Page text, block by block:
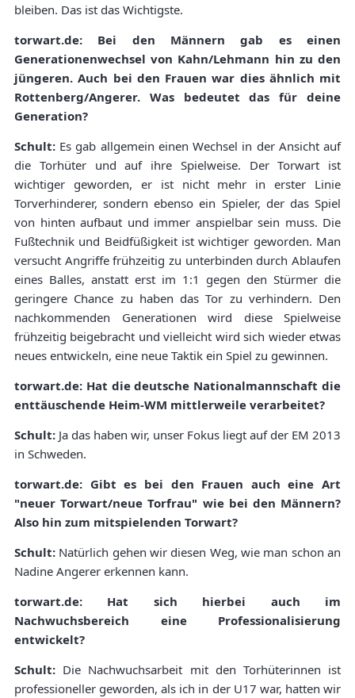
bleiben. Das ist das Wichtigste.
torwart.de: Bei den Männern gab es einen
Generationenwechsel von Kahn/Lehmann hin zu den
jüngeren. Auch bei den Frauen war dies ähnlich mit
Rottenberg/Angerer. Was bedeutet das für deine
Generation?
Schult: Es gab allgemein einen Wechsel in der Ansicht auf
die Torhüter und auf ihre Spielweise. Der Torwart ist
wichtiger geworden, er ist nicht mehr in erster Linie
Torverhinderer, sondern ebenso ein Spieler, der das Spiel
von hinten aufbaut und immer anspielbar sein muss. Die
Fußtechnik und Beidfüßigkeit ist wichtiger geworden. Man
versucht Angriffe frühzeitig zu unterbinden durch Ablaufen
eines Balles, anstatt erst im 1:1 gegen den Stürmer die
geringere Chance zu haben das Tor zu verhindern. Den
nachkommenden Generationen wird diese Spielweise
frühzeitig beigebracht und vielleicht wird sich wieder etwas
neues entwickeln, eine neue Taktik ein Spiel zu gewinnen.
torwart.de: Hat die deutsche Nationalmannschaft die
enttäuschende Heim-WM mittlerweile verarbeitet?
Schult: Ja das haben wir, unser Fokus liegt auf der EM 2013
in Schweden.
torwart.de: Gibt es bei den Frauen auch eine Art
"neuer Torwart/neue Torfrau" wie bei den Männern?
Also hin zum mitspielenden Torwart?
Schult: Natürlich gehen wir diesen Weg, wie man schon an
Nadine Angerer erkennen kann.
torwart.de: Hat sich hierbei auch im
Nachwuchsbereich eine Professionalisierung
entwickelt?
Schult: Die Nachwuchsarbeit mit den Torhüterinnen ist
professioneller geworden, als ich in der U17 war, hatten wir